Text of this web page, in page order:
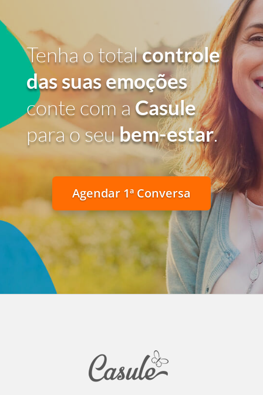
Tenha o totalcontrole
das suas emoções
conte com a Casule
para o seubem-estar.
Agendar 1ª Conversa